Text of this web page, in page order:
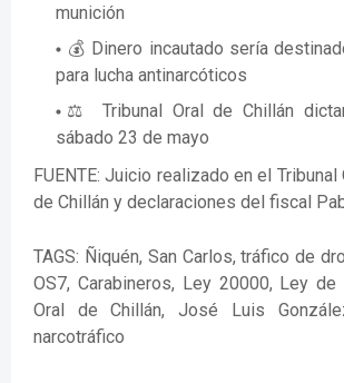
munición
💰 Dinero incautado sería
para lucha antinarcóticos
⚖️ Tribunal Oral de Chillán
sábado 23 de mayo
FUENTE: Juicio realizado en el Tribunal
de Chillán y declaraciones del fiscal
TAGS: Ñiquén, San Carlos, tráfico de
OS7, Carabineros, Ley 20000, Ley de
Oral de Chillán, José Luis
narcotráfico